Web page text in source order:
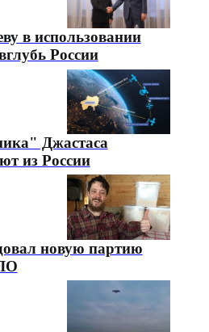
в использовании
России
Джастаса
из России
новую партию